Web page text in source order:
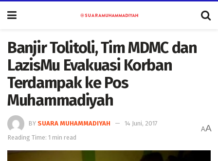
Banjir Tolitoli, Tim MDMC dan
LazisMu Evakuasi Korban
Terdampak ke Pos
Muhammadiyah
BY SUARA MUHAMMADIYAH
14 Juni, 2017
Reading Time: 1 min read
AA